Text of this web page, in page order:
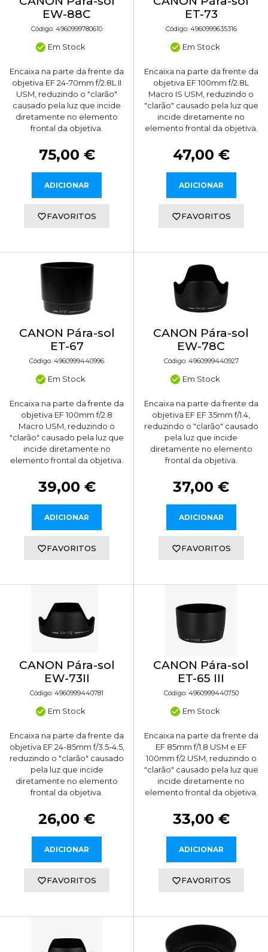
EW-88C
Código: 4960999780610
Em Stock
Encaixa na parte da frente da
objetiva EF 24-70mm f/2.8L II
USM, reduzindo o "clarão"
causado pela luz que incide
diretamente no elemento
frontal da objetiva.
75,00 €
ADICIONAR
FAVORITOS
ET-73
Código: 4960999635316
Em Stock
Encaixa na parte da frente da
objetiva EF 100mm f/2.8L
Macro IS USM, reduzindo o
"clarão" causado pela luz que
incide diretamente no
elemento frontal da objetiva.
47,00 €
ADICIONAR
FAVORITOS
CANON Pára-sol
ET-67
Código: 4960999440996
Em Stock
Encaixa na parte da frente da
objetiva EF 100mm f/2.8
Macro USM, reduzindo o
"clarão" causado pela luz que
incide diretamente no
elemento frontal da objetiva.
39,00 €
ADICIONAR
FAVORITOS
CANON Pára-sol
EW-78C
Código: 4960999440927
Em Stock
Encaixa na parte da frente da
objetiva EF EF 35mm f/1.4,
reduzindo o "clarão" causado
pela luz que incide
diretamente no elemento
frontal da objetiva.
37,00 €
ADICIONAR
FAVORITOS
CANON Pára-sol
EW-73II
Código: 4960999440781
Em Stock
Encaixa na parte da frente da
objetiva EF 24-85mm f/3.5-4.5,
reduzindo o "clarão" causado
pela luz que incide
diretamente no elemento
frontal da objetiva.
26,00 €
ADICIONAR
FAVORITOS
CANON Pára-sol
ET-65 III
Código: 4960999440750
Em Stock
Encaixa na parte da frente da
EF 85mm f/1.8 USM e EF
100mm f/2 USM, reduzindo o
"clarão" causado pela luz que
incide diretamente no
elemento frontal da objetiva.
33,00 €
ADICIONAR
FAVORITOS